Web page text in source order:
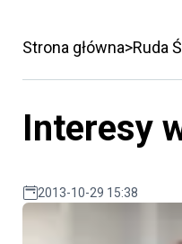
Strona główna Ruda
Interesy
2013-10-29 15:38